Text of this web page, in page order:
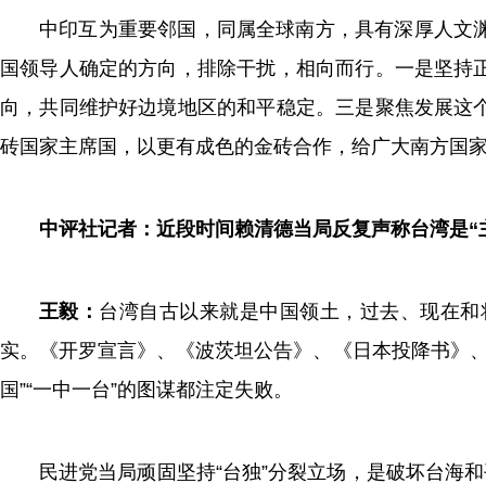
中印互为重要邻国，同属全球南方，具有深厚人
国领导人确定的方向，排除干扰，相向而行。一是坚
向，共同维护好边境地区的和平稳定。三是聚焦发展
砖国家主席国，以更有成色的金砖合作，给广大南方国
中评社记者：近段时间赖清德当局反复声称台湾是
王毅： 台湾自古以来就是中国领土，过去、现在
实。《开罗宣言》、《波茨坦公告》、《日本投降书》
国”“一中一台”的图谋都注定失败。
民进党当局顽固坚持“台独”分裂立场，是破坏台海